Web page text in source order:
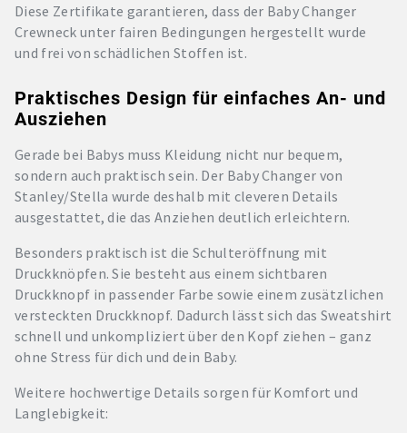
Diese Zertifikate garantieren, dass der Baby Changer
Crewneck unter fairen Bedingungen hergestellt wurde
und frei von schädlichen Stoffen ist.
Praktisches Design für einfaches An- und
Ausziehen
Gerade bei Babys muss Kleidung nicht nur bequem,
sondern auch praktisch sein. Der Baby Changer von
Stanley/Stella wurde deshalb mit cleveren Details
ausgestattet, die das Anziehen deutlich erleichtern.
Besonders praktisch ist die Schulteröffnung mit
Druckknöpfen. Sie besteht aus einem sichtbaren
Druckknopf in passender Farbe sowie einem zusätzlichen
versteckten Druckknopf. Dadurch lässt sich das Sweatshirt
schnell und unkompliziert über den Kopf ziehen – ganz
ohne Stress für dich und dein Baby.
Weitere hochwertige Details sorgen für Komfort und
Langlebigkeit: